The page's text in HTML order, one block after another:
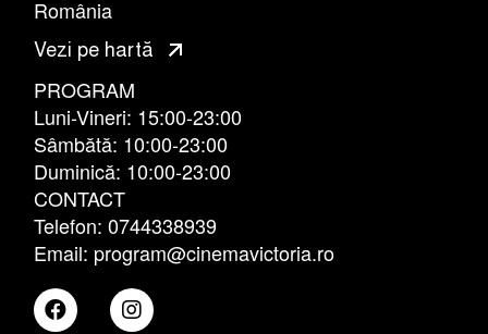
România
Vezi pe hartă
PROGRAM
Luni-Vineri: 15:00-23:00
Sâmbătă: 10:00-23:00
Duminică: 10:00-23:00
CONTACT
Telefon: 0744338939
Email: program@cinemavictoria.ro